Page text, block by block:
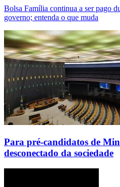
Bolsa Família continua a ser pago
governo; entenda o que muda
Para pré-candidatos de
desconectado da sociedade